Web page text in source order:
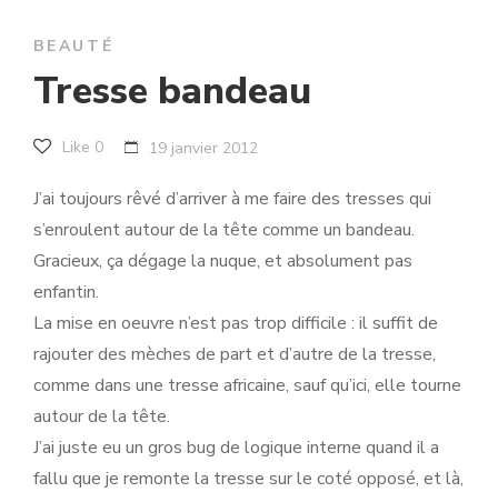
BEAUTÉ
Tresse bandeau
Like 0 19 janvier 2012
J’ai toujours rêvé d’arriver à me faire des tresses qui
s’enroulent autour de la tête comme un bandeau.
Gracieux, ça dégage la nuque, et absolument pas
enfantin.
La mise en oeuvre n’est pas trop difficile : il suffit de
rajouter des mèches de part et d’autre de la tresse,
comme dans une tresse africaine, sauf qu’ici, elle tourne
autour de la tête.
J’ai juste eu un gros bug de logique interne quand il a
fallu que je remonte la tresse sur le coté opposé, et là,